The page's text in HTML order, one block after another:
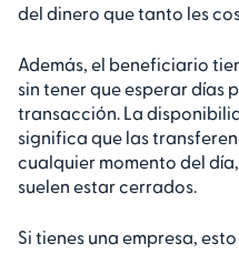
del dinero que tanto les
Además, el beneficiario
sin tener que esperar días
transacción. La
significa que las
cualquier momento del
suelen estar cerrados.
Si tienes una empresa,